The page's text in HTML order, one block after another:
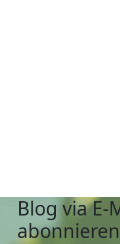
Blog via E-
abonnieren